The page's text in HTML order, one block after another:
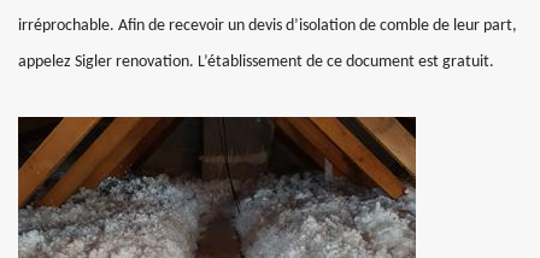
irréprochable. Afin de recevoir un devis d’isolation de comble de leur part,
appelez Sigler renovation. L’établissement de ce document est gratuit.